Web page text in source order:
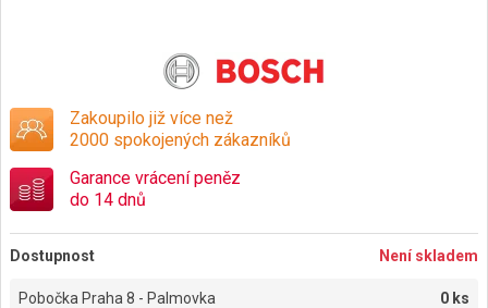
Zakoupilo již více než
2000 spokojených zákazníků
Garance vrácení peněz
do 14 dnů
Dostupnost Není skladem
Pobočka Praha 8 - Palmovka 0 ks